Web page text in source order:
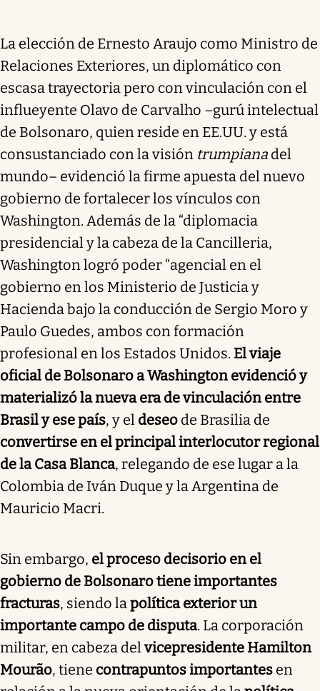
La elección de Ernesto Araujo como Ministro de
Relaciones Exteriores, un diplomático con
escasa trayectoria pero con vinculación con el
influeyente Olavo de Carvalho –gurú intelectual
de Bolsonaro, quien reside en EE.UU. y está
consustanciado con la visión trumpiana del
mundo– evidenció la firme apuesta del nuevo
gobierno de fortalecer los vínculos con
Washington. Además de la “diplomacia
presidencial y la cabeza de la Cancilleria,
Washington logró poder “agencial en el
gobierno en los Ministerio de Justicia y
Hacienda bajo la conducción de Sergio Moro y
Paulo Guedes, ambos con formación
profesional en los Estados Unidos. El viaje
oficial de Bolsonaro a Washington evidenció y
materializó la nueva era de vinculación entre
Brasil y ese país, y el deseo de Brasilia de
convertirse en el principal interlocutor regional
de la Casa Blanca, relegando de ese lugar a la
Colombia de Iván Duque y la Argentina de
Mauricio Macri.
Sin embargo, el proceso decisorio en el
gobierno de Bolsonaro tiene importantes
fracturas, siendo lapolítica exterior un
importante campo de disputa. La corporación
militar, en cabeza delvicepresidente Hamilton
Mourão, tiene contrapuntos importantes en